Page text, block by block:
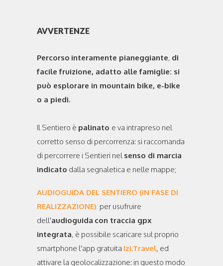
AVVERTENZE
Percorso interamente pianeggiante, di
facile fruizione, adatto alle famiglie: si
può esplorare in mountain bike, e-bike
o a piedi.
Il Sentiero è palinato e va intrapreso nel
corretto senso di percorrenza: si raccomanda
di percorrere i Sentieri nelsenso di marcia
indicato dalla segnaletica e nelle mappe;
AUDIOGUIDA DEL SENTIERO (IN FASE DI
REALIZZAZIONE): per usufruire
dell'audioguida con traccia gpx
integrata, è possibile scaricare sul proprio
smartphone l'app gratuita Izi.Travel, ed
attivare la geolocalizzazione: in questo modo